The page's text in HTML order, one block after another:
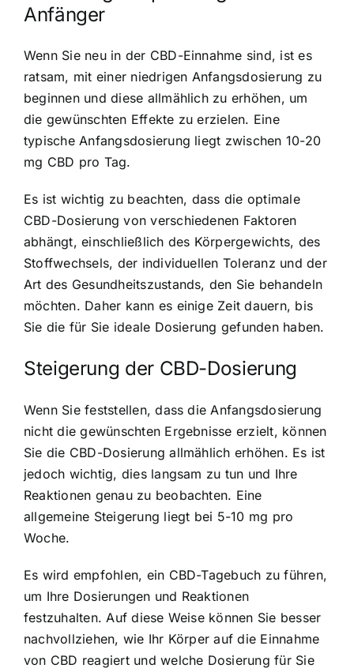
Anfänger
Wenn Sie neu in der CBD-Einnahme sind, ist es
ratsam, mit einer niedrigen Anfangsdosierung zu
beginnen und diese allmählich zu erhöhen, um
die gewünschten Effekte zu erzielen. Eine
typische Anfangsdosierung liegt zwischen 10-20
mg CBD pro Tag.
Es ist wichtig zu beachten, dass die optimale
CBD-Dosierung von verschiedenen Faktoren
abhängt, einschließlich des Körpergewichts, des
Stoffwechsels, der individuellen Toleranz und der
Art des Gesundheitszustands, den Sie behandeln
möchten. Daher kann es einige Zeit dauern, bis
Sie die für Sie ideale Dosierung gefunden haben.
Steigerung der CBD-Dosierung
Wenn Sie feststellen, dass die Anfangsdosierung
nicht die gewünschten Ergebnisse erzielt, können
Sie die CBD-Dosierung allmählich erhöhen. Es ist
jedoch wichtig, dies langsam zu tun und Ihre
Reaktionen genau zu beobachten. Eine
allgemeine Steigerung liegt bei 5-10 mg pro
Woche.
Es wird empfohlen, ein CBD-Tagebuch zu führen,
um Ihre Dosierungen und Reaktionen
festzuhalten. Auf diese Weise können Sie besser
nachvollziehen, wie Ihr Körper auf die Einnahme
von CBD reagiert und welche Dosierung für Sie